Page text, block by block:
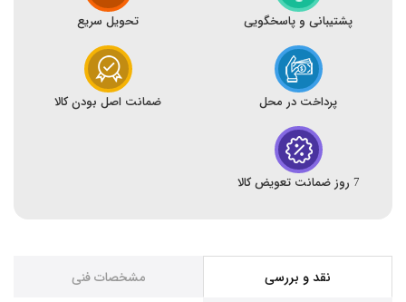
پشتیبانی و پاسخگویی تحویل سریع
پرداخت در محل ضمانت اصل بودن کالا
7 روز ضمانت تعویض کالا
نقد و بررسی مشخصات فنی